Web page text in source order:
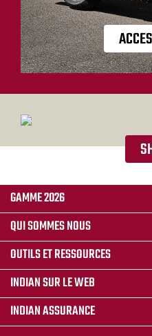
GAMME 2026
QUI SOMMES NOUS
OUTILS ET RESSOURCES
INDIAN SUR LE WEB
INDIAN ASSURANCE